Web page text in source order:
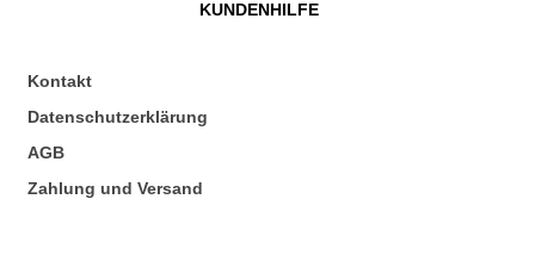
KUNDENHILFE
Kontakt
Datenschutzerklärung
AGB
Zahlung und Versand